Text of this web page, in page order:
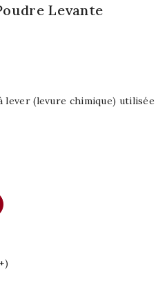
Levante
lever (levure chimique) utilisée